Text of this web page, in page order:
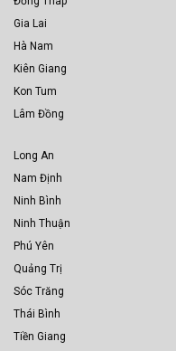
Gia Lai
Hà Nam
Kiên Giang
Kon Tum
Lâm Đồng
Long An
Nam Định
Ninh Bình
Ninh Thuận
Phú Yên
Quảng Trị
Sóc Trăng
Thái Bình
Tiền Giang